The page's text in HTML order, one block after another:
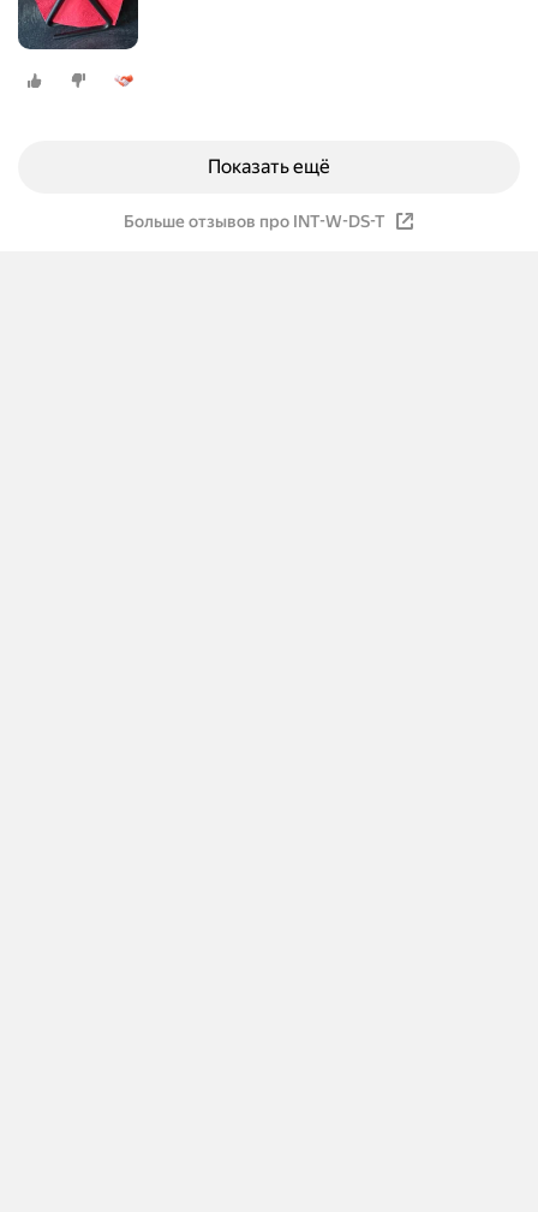
Показать ещё
Больше отзывов про INT-W-DS-T